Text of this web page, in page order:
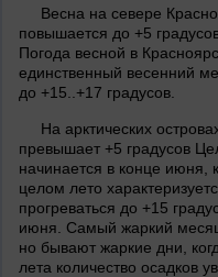
Весна на севере
повышается до +5
Погода весной в
единственный весенний
до +15..+17 градусов.
На арктических
превышает +5 градусов
начинается в конце июня,
целом лето
прогреваться до +15
июня. Самый жаркий месяц
но бывают жаркие дни,
лета количество осадков